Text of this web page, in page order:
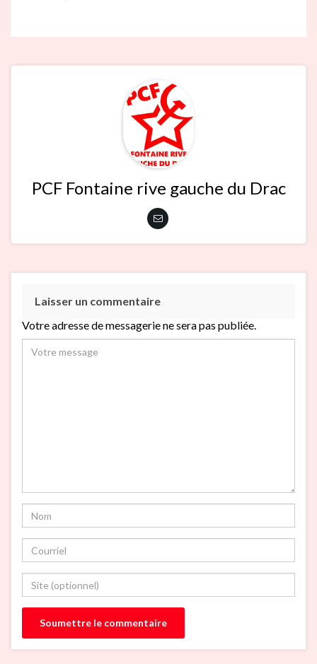
PCF Fontaine rive gauche du Drac
Laisser un commentaire
Votre adresse de messagerie ne sera pas publiée.